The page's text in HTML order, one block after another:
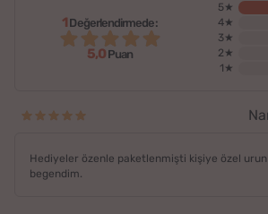
1 Değerlendirmede:
5,0Puan
5★
4★
3★
2★
1★
Hediyeler özenle paketlenmişti kişiye özel
begendim.